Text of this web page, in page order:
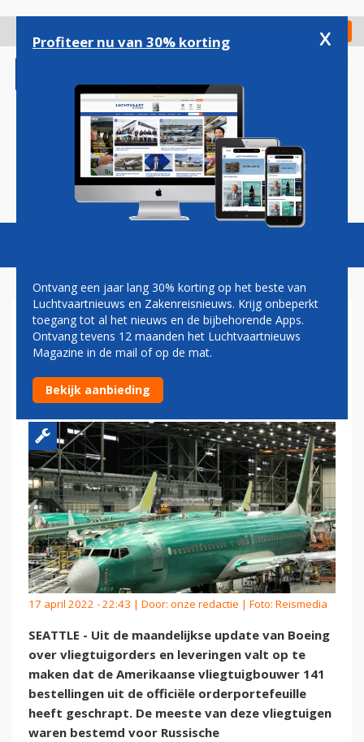
gaan
Check in
Magazine Podcasts Vacatures
BOEING MOET ORDERS
SCHRAPPEN DOOR SANCTIES
TEGEN RUSLAND
17 april 2022 - 22:43 | Door: onze redactie | Foto: Reismedia
SEATTLE - Uit de maandelijkse update van Boeing
over vliegtuigorders en leveringen valt op te
maken dat de Amerikaanse vliegtuigbouwer 141
bestellingen uit de officiële orderportefeuille
heeft geschrapt. De meeste van deze vliegtuigen
waren bestemd voor Russische
Profiteer nu van 30% korting x
Ontvang een jaar lang 30% korting op het beste van
Luchtvaartnieuws en Zakenreisnieuws. Krijg onbeperkt
toegang tot al het nieuws en de bijbehorende Apps.
Ontvang tevens 12 maanden het Luchtvaartnieuws
Magazine in de mail of op de mat.
Bekijk aanbieding